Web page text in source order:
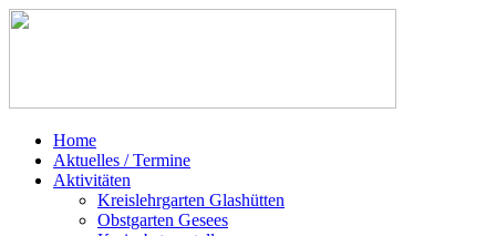
Home
Aktuelles / Termine
Aktivitäten
Kreislehrgarten Glashütten
Obstgarten Gesees